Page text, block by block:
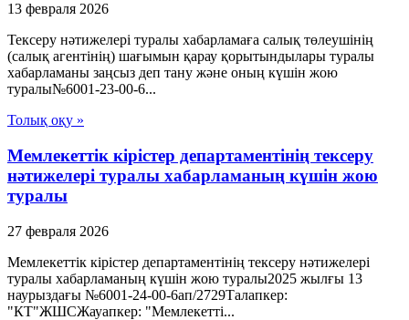
13 февраля 2026
Тексеру нәтижелері туралы хабарламаға салық төлеушінің
(салық агентінің) шағымын қарау қорытындылары туралы
хабарламаны заңсыз деп тану және оның күшін жою
туралы№6001-23-00-6...
Толық оқу »
Мемлекеттік кірістер департаментінің тексеру
нәтижелері туралы хабарламаның күшін жою
туралы
27 февраля 2026
Мемлекеттік кірістер департаментінің тексеру нәтижелері
туралы хабарламаның күшін жою туралы2025 жылғы 13
наурыздағы №6001-24-00-6ап/2729Талапкер:
"КТ"ЖШСЖауапкер: "Мемлекетті...